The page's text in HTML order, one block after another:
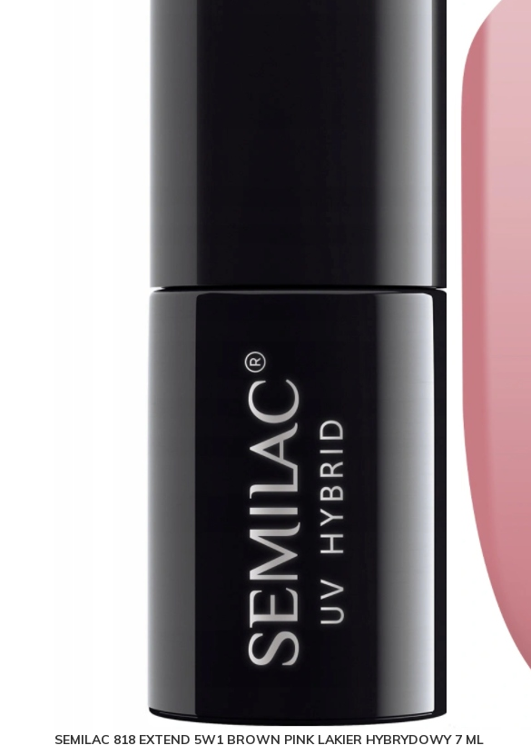
SEMILAC 818 EXTEND 5W1 BROWN PINK LAKIER HYBRYDOWY 7 ML